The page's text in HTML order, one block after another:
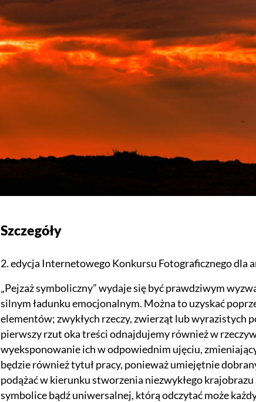
Szczegóły
2. edycja Internetowego Konkursu Fotograficznego dla
„Pejzaż symboliczny” wydaje się być prawdziwym
silnym ładunku emocjonalnym. Można to uzyskać
elementów; zwykłych rzeczy, zwierząt lub wyrazistych
pierwszy rzut oka treści odnajdujemy również w
wyeksponowanie ich w odpowiednim ujęciu,
będzie również tytuł pracy, ponieważ umiejętnie
podążać w kierunku stworzenia niezwykłego
symbolice bądź uniwersalnej, którą odczytać może